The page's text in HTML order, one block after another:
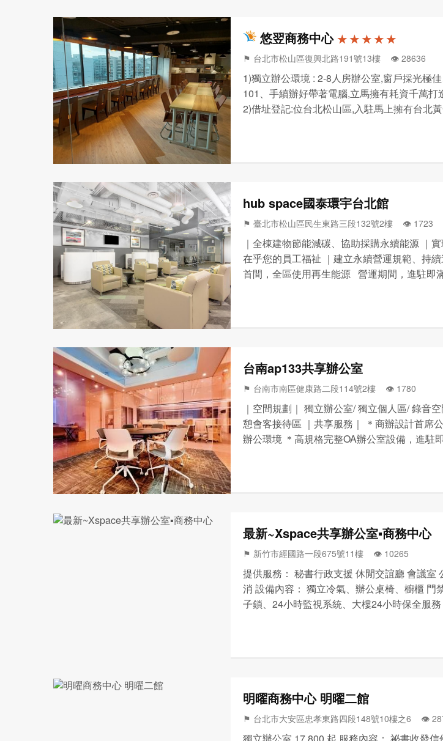
悠翌商務中心 ★ ★ ★ ★ ★
⚑ 台北市松山區復興北路191號13樓 👁️‍ 28636
1)獨立辦公環境 : 2-8人房辦公室,窗戶採光極
101、手續辦好帶著電腦,立馬擁有耗資千萬打
2)借址登記:位台北松山區,入駐馬上擁有台北
hub space國泰環宇台北館
⚑ 臺北市松山區民生東路三段132號2樓 👁️‍ 1723
｜全棟建物節能減碳、協助採購永續能源 ｜實
在乎您的員工福祉 ｜建立永續營運規範、持
首間，全區使用再生能源 營運期間，進駐即
台南ap133共享辦公室
⚑ 台南市南區健康路二段114號2樓 👁️‍ 1780
｜空間規劃｜ 獨立辦公室/ 獨立個人區/ 錄音
憩會客接待區 ｜共享服務｜ ＊商辦設計首席
辦公環境 ＊高規格完整OA辦公室設備，進駐
最新~Xspace共享辦公室▪商務中心
⚑ 新竹市經國路一段675號11樓 👁️‍ 10265
提供服務： 秘書行政支援 休閒交誼廳 會議室
消 設備內容： 獨立冷氣、辦公桌椅、櫥櫃 門
子鎖、24小時監視系統、大樓24小時保全服
明曜商務中心 明曜二館
⚑ 台北市大安區忠孝東路四段148號10樓之6 👁️‍